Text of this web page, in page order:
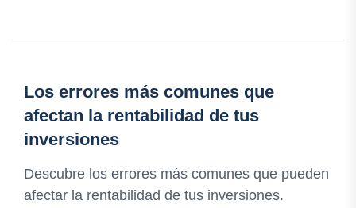
Los errores más comunes que
afectan la rentabilidad de tus
inversiones
Descubre los errores más comunes que pueden
afectar la rentabilidad de tus inversiones.